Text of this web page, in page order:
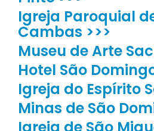
Igreja Paroquial
Cambas >>>
Museu de Arte
Hotel São
Igreja do Espírito
Minas de São